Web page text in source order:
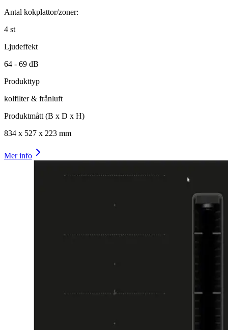
Antal kokplattor/zoner:
4 st
Ljudeffekt
64 - 69 dB
Produkttyp
kolfilter & frånluft
Produktmått (B x D x H)
834 x 527 x 223 mm
Mer info